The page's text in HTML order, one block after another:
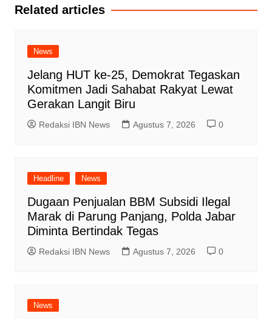
Related articles
News
Jelang HUT ke-25, Demokrat Tegaskan
Komitmen Jadi Sahabat Rakyat Lewat
Gerakan Langit Biru
Redaksi IBN News Agustus 7, 2026 0
Headline News
Dugaan Penjualan BBM Subsidi Ilegal
Marak di Parung Panjang, Polda Jabar
Diminta Bertindak Tegas
Redaksi IBN News Agustus 7, 2026 0
News